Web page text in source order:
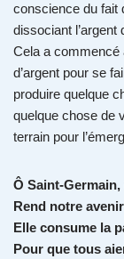
conscience du fait
dissociant l’argent
Cela a commencé
d’argent pour se
produire quelque
quelque chose de
terrain pour
Ô Saint-
Rend notre
Elle consume la
Pour que tous